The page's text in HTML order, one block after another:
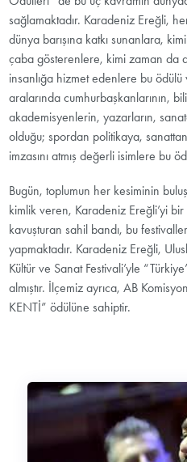
sağlamaktadır. Karadeniz Ereğli,
dünya barışına katkı sunanlara,
çaba gösterenlere, kimi zaman da
insanlığa hizmet edenlere bu
aralarında cumhurbaşkanlarının,
akademisyenlerin, yazarların,
olduğu; spordan politikaya,
imzasını atmış değerli isimlere bu
Bugün, toplumun her kesiminin
kimlik veren, Karadeniz Ereğli’yi
kavuşturan sahil bandı, bu
yapmaktadır. Karadeniz Ereğli,
Kültür ve Sanat Festivali’yle
almıştır. İlçemiz ayrıca, AB
KENTİ” ödülüne sahiptir.